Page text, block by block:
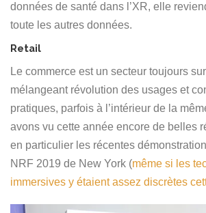
données de santé dans l’XR, elle
toute les autres données.
Retail
Le commerce est un secteur toujours
mélangeant révolution des usages et
pratiques, parfois à l’intérieur de la
avons vu cette année encore de belles
en particulier les récentes
NRF 2019 de New York (même si les
immersives y étaient assez discrètes